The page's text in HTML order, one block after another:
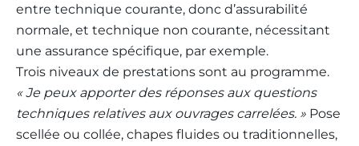
entre technique courante, donc d’assurabilité
normale, et technique non courante, nécessitant
une assurance spécifique, par exemple.
Trois niveaux de prestations sont au programme.
« Je peux apporter des réponses aux questions
techniques relatives aux ouvrages carrelées. » Pose
scellée ou collée, chapes fluides ou traditionnelles,